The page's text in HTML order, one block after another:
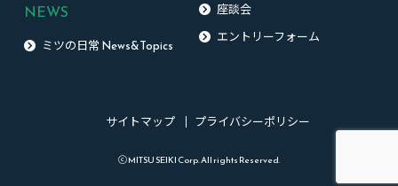
NEWS
ミツの日常 News&Topics
座談会
エントリーフォーム
サイトマップ プライバシーポリシー
ⓒ MITSU SEIKI Corp. All rights Reserved.